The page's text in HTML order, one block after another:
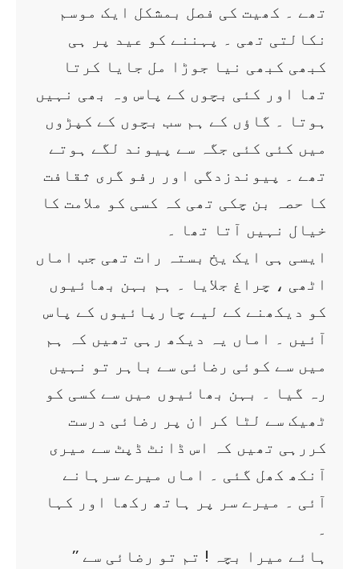
تھے ۔ کھیت کی فصل بمشکل ایک موسم
نکالتی تھی ۔ پہننے کو عید پر ہی
کبھی کبھی نیا جوڑا مل جایا کرتا
تھا اور کئی بچوں کے پاس وہ بھی نہیں
ہوتا ۔ گاؤں کے ہم سب بچوں کے کپڑوں
میں کئی کئی جگہ سے پیوند لگے ہوتے
تھے ۔ پیوندزدگی اور رفو گری ثقافت
کا حصہ بن چکی تھی کہ کسی کو ملامت کا
خیال نہیں آتا تھا ۔
ایسی ہی ایک یخ بستہ رات تھی جب اماں
اٹھی ، چراغ جلایا ۔ ہم بہن بھائیوں
کو دیکھنے کے لیے چارپائیوں کے پاس
آئیں ۔ اماں یہ دیکھ رہی تھیں کہ ہم
میں سے کوئی رضائی سے باہر تو نہیں
رہ گیا ۔ بہن بھائیوں میں سے کسی کو
ٹھیک سے لٹا کر ان پر رضائی درست
کررہی تھیں کہ اس ڈانٹ ڈپٹ سے میری
آنکھ کھل گئی ۔ اماں میرے سرہانے
آئی ۔ میرے سر پر ہاتھ رکھا اور کہا
۔
’’ ہائے میرا بچہ ! تم تو رضائی سے